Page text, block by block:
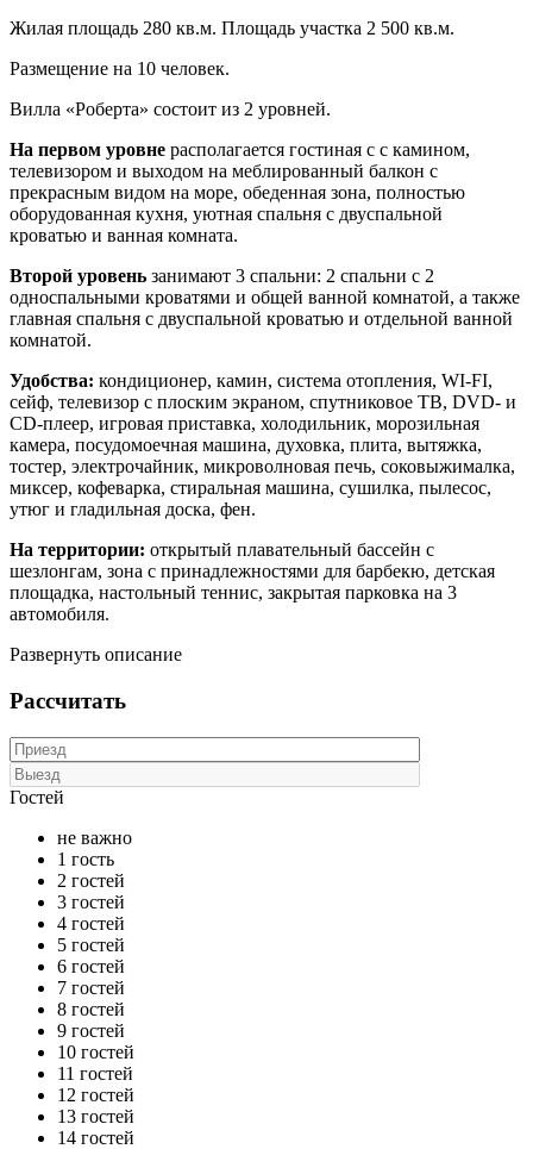
Жилая площадь 280 кв.м. Площадь участка 2 500 кв.м.
Размещение на 10 человек.
Вилла «Роберта» состоит из 2 уровней.
На первом уровне располагается гостиная с с камином,
телевизором и выходом на меблированный балкон с
прекрасным видом на море, обеденная зона, полностью
оборудованная кухня, уютная спальня с двуспальной
кроватью и ванная комната.
Второй уровень занимают 3 спальни: 2 спальни с 2
односпальными кроватями и общей ванной комнатой, а также
главная спальня с двуспальной кроватью и отдельной ванной
комнатой.
Удобства: кондиционер, камин, система отопления, WI-FI,
сейф, телевизор с плоским экраном, спутниковое ТВ, DVD- и
CD-плеер, игровая приставка, холодильник, морозильная
камера, посудомоечная машина, духовка, плита, вытяжка,
тостер, электрочайник, микроволновая печь, соковыжималка,
миксер, кофеварка, стиральная машина, сушилка, пылесос,
утюг и гладильная доска, фен.
На территории: открытый плавательный бассейн с
шезлонгам, зона с принадлежностями для барбекю, детская
площадка, настольный теннис, закрытая парковка на 3
автомобиля.
Развернуть описание
Рассчитать
Гостей
не важно
1 гость
2 гостей
3 гостей
4 гостей
5 гостей
6 гостей
7 гостей
8 гостей
9 гостей
10 гостей
11 гостей
12 гостей
13 гостей
14 гостей